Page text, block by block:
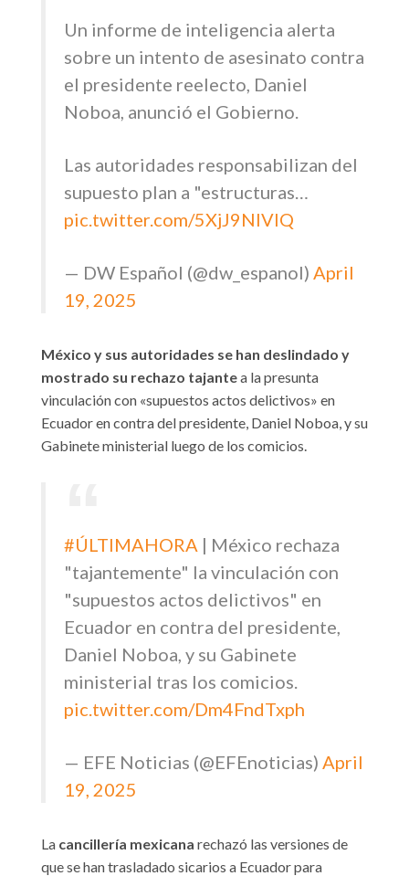
Un informe de inteligencia alerta
sobre un intento de asesinato contra
el presidente reelecto, Daniel
Noboa, anunció el Gobierno.
Las autoridades responsabilizan del
supuesto plan a "estructuras…
pic.twitter.com/5XjJ9NlVlQ
— DW Español (@dw_espanol) April
19, 2025
México y sus autoridades se han deslindado y
mostrado su rechazo tajantea la presunta
vinculación con «supuestos actos delictivos» en
Ecuadoren contra del presidente, Daniel Noboa , y su
Gabinete ministerial luego de los comicios.
#ÚLTIMAHORA | México rechaza
"tajantemente" la vinculación con
"supuestos actos delictivos" en
Ecuador en contra del presidente,
Daniel Noboa, y su Gabinete
ministerial tras los comicios.
pic.twitter.com/Dm4FndTxph
— EFE Noticias (@EFEnoticias) April
19, 2025
La cancillería mexicana rechazó las versiones de
que se han trasladado sicarios a Ecuadorpara